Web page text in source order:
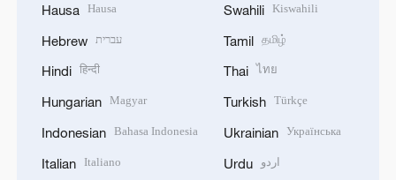
Hausa Hausa
Hebrew עברית
Hindi हिन्दी
Hungarian Magyar
Indonesian Bahasa Indonesia
Italian Italiano
Swahili Kiswahili
Tamil தமிழ்
Thai ไทย
Turkish Türkçe
Ukrainian Українська
Urdu اردو